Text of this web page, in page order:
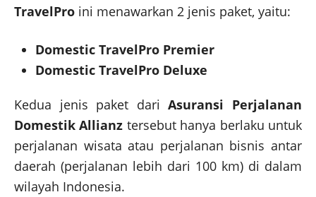
TravelPro ini menawarkan 2 jenis paket, yaitu:
Domestic TravelPro Premier
Domestic TravelPro Deluxe
Kedua jenis paket dari Asuransi Perjalanan
Domestik Allianz tersebut hanya berlaku untuk
perjalanan wisata atau perjalanan bisnis antar
daerah (perjalanan lebih dari 100 km) di dalam
wilayah Indonesia.